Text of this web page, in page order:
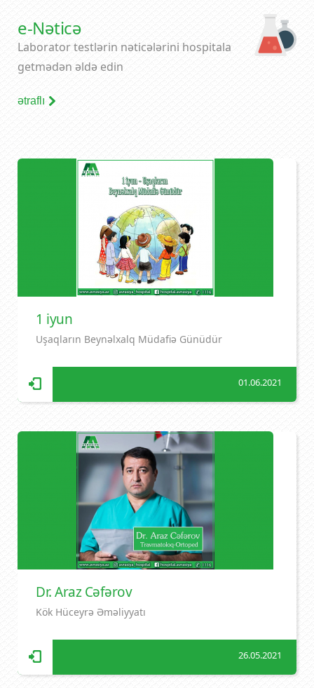
e-Nəticə
Laborator testlərin nəticələrini hospitala
getmədən əldə edin
ətraflı
1 iyun
Uşaqların Beynəlxalq Müdafiə Günüdür
01.06.2021
Dr. Araz Cəfərov
Kök Hüceyrə Əməliyyatı
26.05.2021